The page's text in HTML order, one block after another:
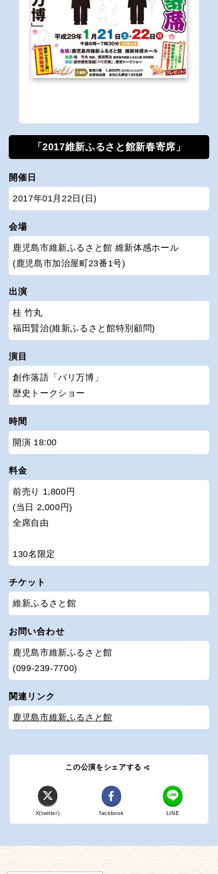
「2017維新ふるさと館新春寄席」
開催日
2017年01月22日(日)
会場
鹿児島市維新ふるさと館 維新体感ホール
(鹿児島市加治屋町23番1号)
出演
桂 竹丸
福田賢治(維新ふるさと館特別顧問)
演目
創作落語「パリ万博」
歴史トークショー
時間
開演 18:00
料金
前売り 1,800円
(当日 2,000円)
全席自由
130名限定
チケット
維新ふるさと館
お問い合わせ
鹿児島市維新ふるさと館
(099-239-7700)
関連リンク
鹿児島市維新ふるさと館
この公演をシェアする
X(twitter) facebook LINE